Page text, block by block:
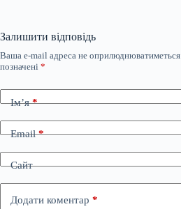
Залишити відповідь
Ваша e-mail адреса не оприлюднюватиметься.
позначені *
Ім’я*
Email*
Сайт
Додати коментар *